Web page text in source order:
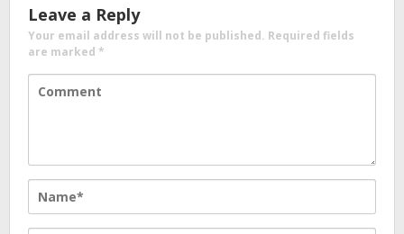
Leave a Reply
Your email address will not be published. Required fields
are marked *